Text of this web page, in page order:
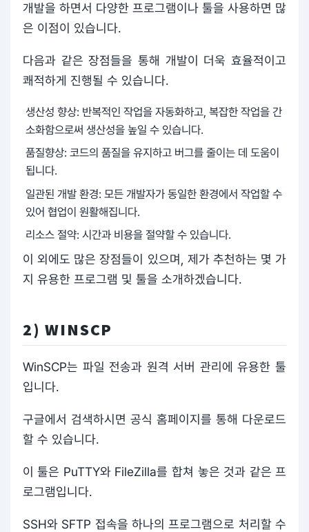
개발을 하면서 다양한 프로그램이나 툴을 사용하면 많
은 이점이 있습니다.
다음과 같은 장점들을 통해 개발이 더욱 효율적이고
쾌적하게 진행될 수 있습니다.
생산성 향상: 반복적인 작업을 자동화하고, 복잡한 작업을 간
소화함으로써 생산성을 높일 수 있습니다.
품질향상: 코드의 품질을 유지하고 버그를 줄이는 데 도움이
됩니다.
일관된 개발 환경: 모든 개발자가 동일한 환경에서 작업할 수
있어 협업이 원활해집니다.
리소스 절약: 시간과 비용을 절약할 수 있습니다.
이 외에도 많은 장점들이 있으며, 제가 추천하는 몇 가
지 유용한 프로그램 및 툴을 소개하겠습니다.
2) WINSCP
WinSCP는 파일 전송과 원격 서버 관리에 유용한 툴
입니다.
구글에서 검색하시면 공식 홈페이지를 통해 다운로드
할 수 있습니다.
이 툴은 PuTTY와 FileZilla를 합쳐 놓은 것과 같은 프
로그램입니다.
SSH와 SFTP 접속을 하나의 프로그램으로 처리할 수